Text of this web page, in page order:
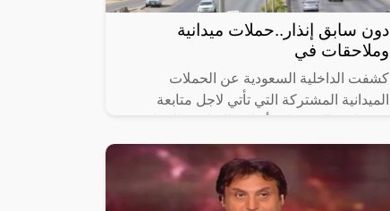
دون سابق إنذار..حملات ميدانية
وملاحقات في
كشفت الداخلية السعودية عن الحملات
الميدانية المشتركة التي تأتي لاجل متابعة
وأمن الحدود، حيث تمت في مدن المملكة